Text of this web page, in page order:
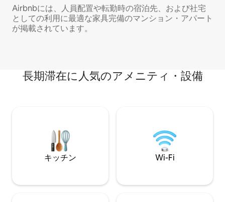
Airbnbには、人員配置や転勤時の宿泊先、および社宅
としての利用に最適な家具完備のマンション・アパート
が掲載されています。
長期滞在に人気のアメニティ・設備
キッチン Wi-Fi